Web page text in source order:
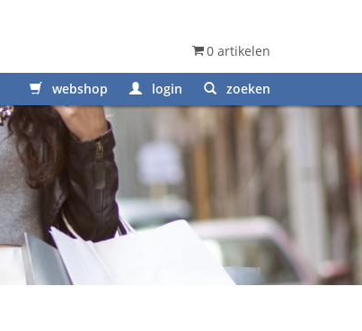
0 artikelen
webshop login zoeken